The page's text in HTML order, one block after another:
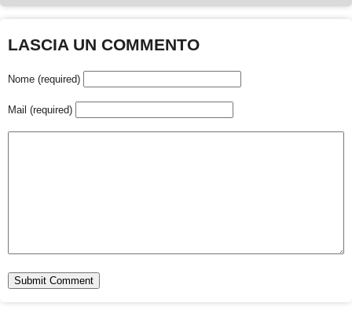
LASCIA UN COMMENTO
Nome (required)
Mail (required)